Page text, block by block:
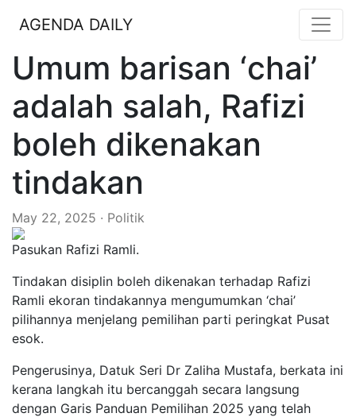
AGENDA DAILY
Umum barisan ‘chai’
adalah salah, Rafizi
boleh dikenakan
tindakan
May 22, 2025 · Politik
Pasukan Rafizi Ramli.
Tindakan disiplin boleh dikenakan terhadap Rafizi
Ramli ekoran tindakannya mengumumkan ‘chai’
pilihannya menjelang pemilihan parti peringkat Pusat
esok.
Pengerusinya, Datuk Seri Dr Zaliha Mustafa, berkata ini
kerana langkah itu bercanggah secara langsung
dengan Garis Panduan Pemilihan 2025 yang telah